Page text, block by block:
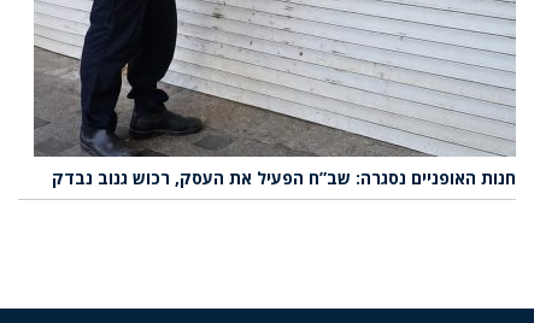
חנות האופניים נסגרה: שב”ח הפעיל את העסק, רכוש גנוב נבדק